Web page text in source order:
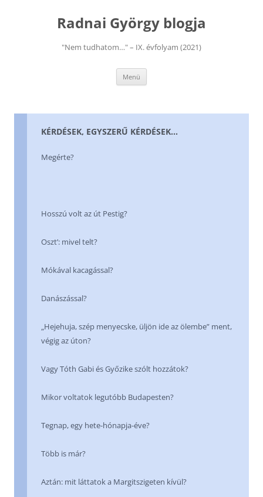
Radnai György blogja
"Nem tudhatom…" – IX. évfolyam (2021)
Menü
KÉRDÉSEK, EGYSZERŰ KÉRDÉSEK…
Megérte?
Hosszú volt az út Pestig?
Oszt’: mivel telt?
Mókával kacagással?
Danászással?
„Hejehuja, szép menyecske, üljön ide az ölembe” ment,
végig az úton?
Vagy Tóth Gabi és Győzike szólt hozzátok?
Mikor voltatok legutóbb Budapesten?
Tegnap, egy hete-hónapja-éve?
Több is már?
Aztán: mit láttatok a Margitszigeten kívül?